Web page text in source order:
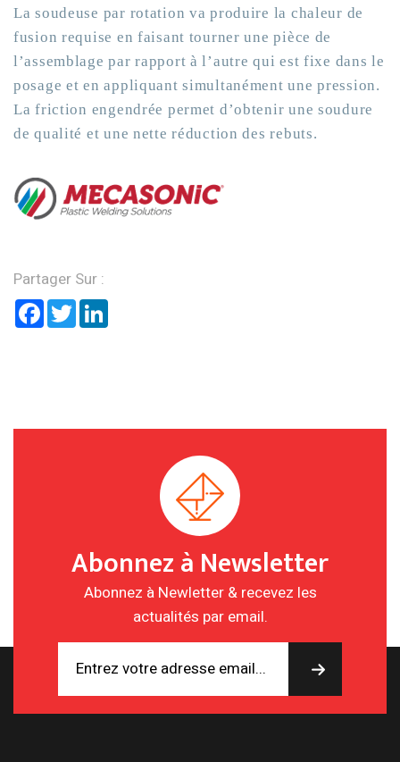
La soudeuse par rotation va produire la chaleur de
fusion requise en faisant tourner une pièce de
l’assemblage par rapport à l’autre qui est fixe dans le
posage et en appliquant simultanément une pression.
La friction engendrée permet d’obtenir une soudure
de qualité et une nette réduction des rebuts.
Partager Sur :
Facebook
Twitter
Abonnez à Newsletter
Abonnez à Newletter & recevez les
actualités par email.